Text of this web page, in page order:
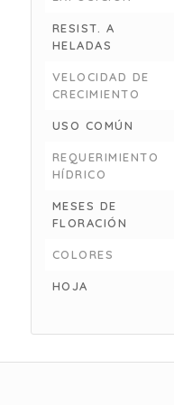
RESIST. A
HELADAS
VELOCIDAD DE
CRECIMIENTO
USO COMÚN
REQUERIMIENTO
HÍDRICO
MESES DE
FLORACIÓN
COLORES
HOJA